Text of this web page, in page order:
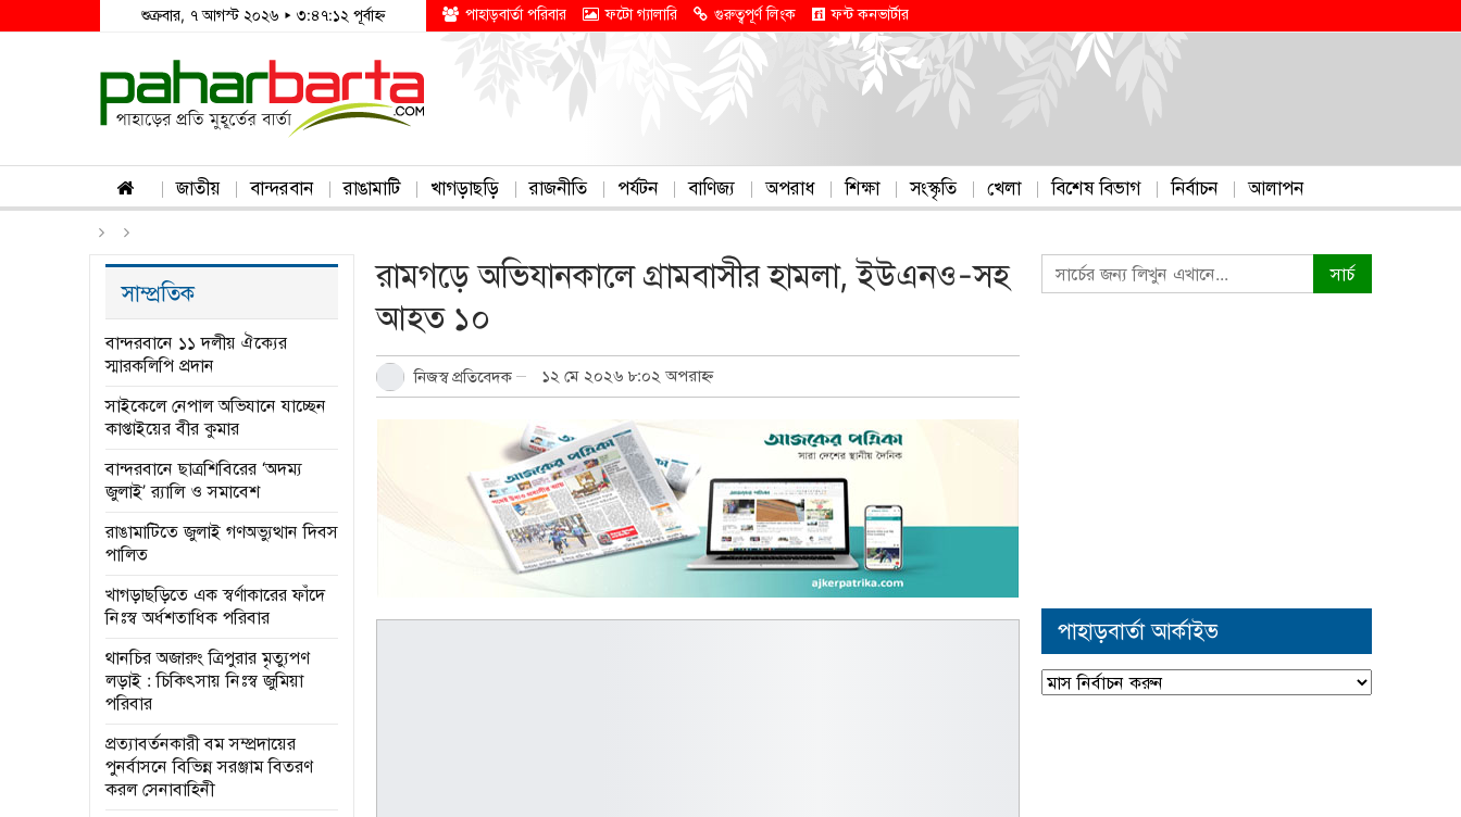
শুক্রবার, ৭ আগস্ট ২০২৬ ▸ ৩:৪৭:১২ পূর্বাহ্ন পাহাড়বার্তা পরিবার ফটো গ্যালারি গুরুত্বপূর্ণ লিংক ফন্ট কনভার্টার
জাতীয় বান্দরবান রাঙামাটি খাগড়াছড়ি রাজনীতি পর্যটন বাণিজ্য অপরাধ শিক্ষা সংস্কৃতি খেলা বিশেষ বিভাগ নির্বাচন আলাপন
রামগড়ে অভিযানকালে গ্রামবাসীর হামলা, ইউএনও-সহ
আহত ১০
নিজস্ব প্রতিবেদক ১২ মে ২০২৬ ৮:০২ অপরাহ্ন
পাহাড়বার্তা আর্কাইভ
পাহাড়বার্তা
আর্কাইভ
সাম্প্রতিক
বান্দরবানে ১১ দলীয় ঐক্যের
স্মারকলিপি প্রদান
সাইকেলে নেপাল অভিযানে যাচ্ছেন
কাপ্তাইয়ের বীর কুমার
বান্দরবানে ছাত্রশিবিরের ‘অদম্য
জুলাই’ র‌্যালি ও সমাবেশ
রাঙামাটিতে জুলাই গণঅভ্যুত্থান দিবস
পালিত
খাগড়াছড়িতে এক স্বর্ণাকারের ফাঁদে
নিঃস্ব অর্ধশতাধিক পরিবার
থানচির অজারুং ত্রিপুরার মৃত্যুপণ
লড়াই : চিকিৎসায় নিঃস্ব জুমিয়া
পরিবার
প্রত্যাবর্তনকারী বম সম্প্রদায়ের
পুনর্বাসনে বিভিন্ন সরঞ্জাম বিতরণ
করল সেনাবাহিনী